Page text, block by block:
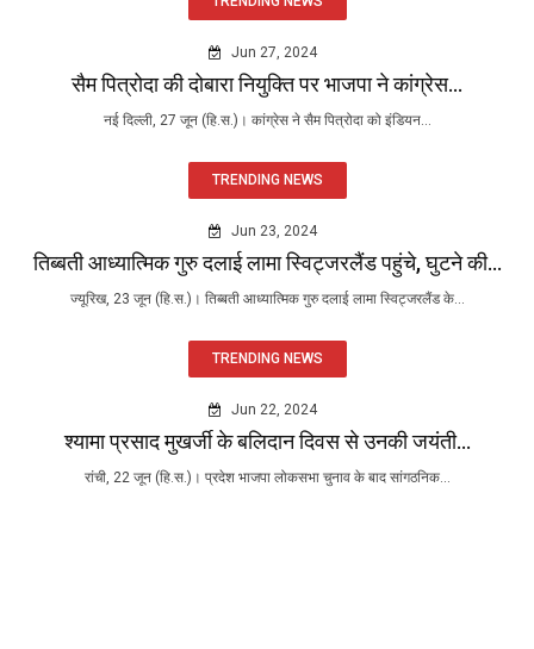
Jun 27, 2024
सैम पित्रोदा की दोबारा नियुक्ति पर भाजपा ने कांग्रेस...
नई दिल्ली, 27 जून (हि.स.)। कांग्रेस ने सैम पित्रोदा को इंडियन...
TRENDING NEWS
Jun 23, 2024
तिब्बती आध्यात्मिक गुरु दलाई लामा स्विट्जरलैंड पहुंचे, घुटने की...
ज्यूरिख, 23 जून (हि.स.)। तिब्बती आध्यात्मिक गुरु दलाई लामा स्विट्जरलैंड के...
TRENDING NEWS
Jun 22, 2024
श्यामा प्रसाद मुखर्जी के बलिदान दिवस से उनकी जयंती...
रांची, 22 जून (हि.स.)। प्रदेश भाजपा लोकसभा चुनाव के बाद सांगठनिक...